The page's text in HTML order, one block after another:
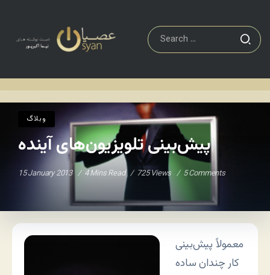
وبلاگ
پیش‌بینی تلویزیون‌های آینده
15 January 2013 4 Mins Read 725 Views 5 Comments
معمولاً پیش‌بینی
کار چندان ساده